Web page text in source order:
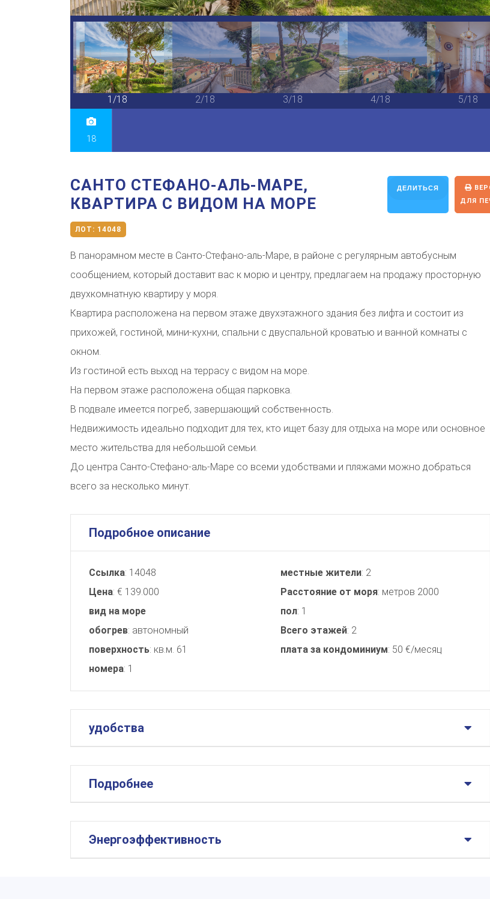
1/18 2/18 3/18 4/18 5/18
18
САНТО СТЕФАНО-АЛЬ-МАРЕ,
КВАРТИРА С ВИДОМ НА МОРЕ
ДЕЛИТЬСЯ
ДЛЯ
ЛОТ: 14048
В панорамном месте в Санто-Стефано-аль-Маре, в районе с регулярным автобусным
сообщением, который доставит вас к морю и центру, предлагаем на продажу просторную
двухкомнатную квартиру у моря.
Квартира расположена на первом этаже двухэтажного здания без лифта и состоит из
прихожей, гостиной, мини-кухни, спальни с двуспальной кроватью и ванной комнаты с
окном.
Из гостиной есть выход на террасу с видом на море.
На первом этаже расположена общая парковка.
В подвале имеется погреб, завершающий собственность.
Недвижимость идеально подходит для тех, кто ищет базу для отдыха на море или основное
место жительства для небольшой семьи.
До центра Санто-Стефано-аль-Маре со всеми удобствами и пляжами можно добраться
всего за несколько минут.
Подробное описание
Ссылка: 14048
Цена: € 139.000
вид на море
обогрев: автономный
поверхность: кв.м. 61
номера: 1
местные жители: 2
Расстояние от моря: метров 2000
пол: 1
Всего этажей: 2
плата за кондоминиум: 50 €/месяц
удобства
Подробнее
Энергоэффективность